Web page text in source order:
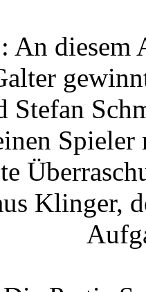
An diesem
Stefan
Spieler
Klinger,